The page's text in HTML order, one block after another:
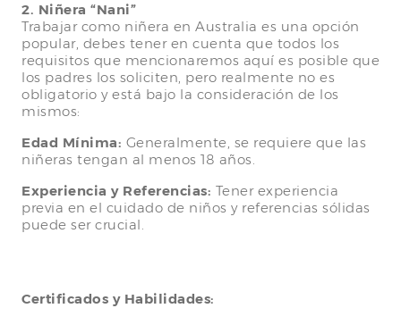
2. Niñera “Nani”
Trabajar como niñera en Australia es una opción
popular, debes tener en cuenta que todos los
requisitos que mencionaremos aquí es posible que
los padres los soliciten, pero realmente no es
obligatorio y está bajo la consideración de los
mismos:
Edad Mínima: Generalmente, se requiere que las
niñeras tengan al menos 18 años.
Experiencia y Referencias: Tener experiencia
previa en el cuidado de niños y referencias sólidas
puede ser crucial.
Certificados y Habilidades: